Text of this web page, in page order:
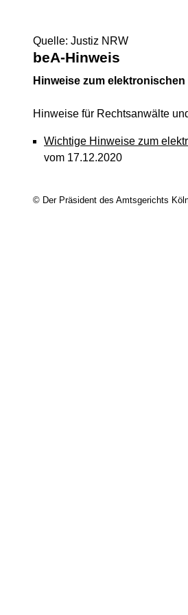
Quelle: Justiz NRW
beA-Hinweis
Hinweise zum
Hinweise für Rechtsanwälte
Wichtige Hinweise zum
vom 17.12.2020
© Der Präsident des Amtsgerichts